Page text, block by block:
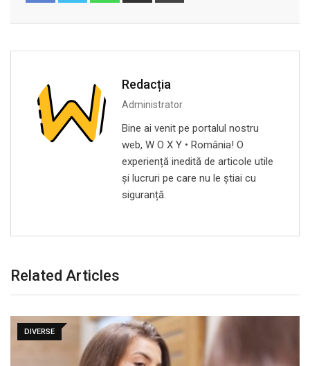
Redacția
Administrator
Bine ai venit pe portalul nostru
web, W O X Y • România! O
experiență inedită de articole utile
și lucruri pe care nu le știai cu
siguranță.
Related Articles
DIVERSE